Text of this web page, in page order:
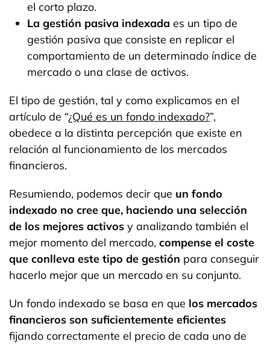
el corto plazo.
La gestión pasiva indexada es un tipo de
gestión pasiva que consiste en replicar el
comportamiento de un determinado índice de
mercado o una clase de activos.
El tipo de gestión, tal y como explicamos en el
artículo de “¿Qué es un fondo indexado?”,
obedece a la distinta percepción que existe en
relación al funcionamiento de los mercados
financieros.
Resumiendo, podemos decir que un fondo
indexado no cree que, haciendo una selección
de los mejores activos y analizando también el
mejor momento del mercado, compense el coste
que conlleva este tipo de gestión para conseguir
hacerlo mejor que un mercado en su conjunto.
Un fondo indexado se basa en que los mercados
financieros son suficientemente eficientes
fijando correctamente el precio de cada uno de